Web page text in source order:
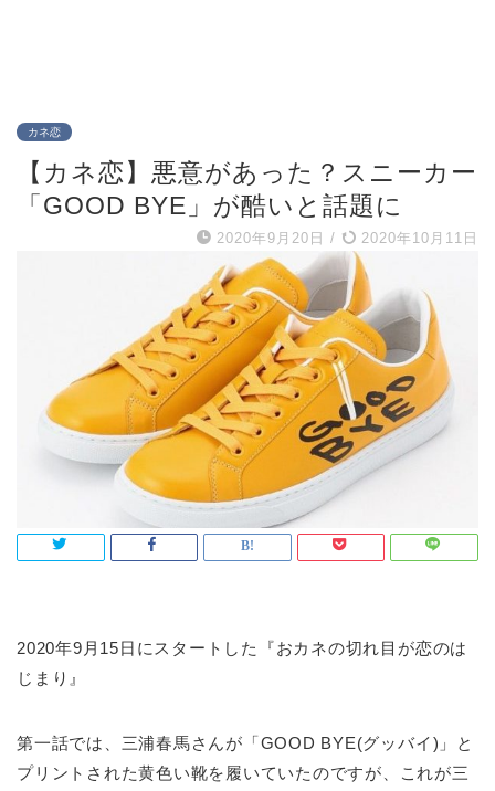
カネ恋
【カネ恋】悪意があった？スニーカー
「GOOD BYE」が酷いと話題に
2020年9月20日 / 2020年10月11日
2020年9月15日にスタートした『おカネの切れ目が恋のは
じまり』
第一話では、三浦春馬さんが「GOOD BYE(グッバイ)」と
プリントされた黄色い靴を履いていたのですが、これが三